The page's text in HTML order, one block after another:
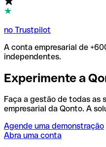
no Trustpilot
A conta empresarial de
independentes.
Experimente a
Faça a gestão de todas as
empresarial da Qonto. A
Agende uma demonstração
Abra uma conta